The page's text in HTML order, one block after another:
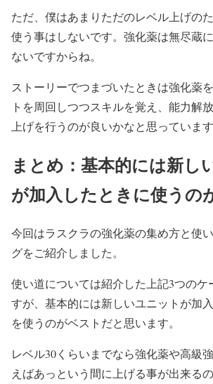
ただ、僕はあまりただのレベル上げの
使う事はしないです。強化薬は無尽蔵
ないですからね。
ストーリーでつまづいたときは強化薬
トを周回しつつスキルを覚え、能力解
上げを行うのが良いかなと思っています
まとめ：基本的には新し
が加入したときに使うの
今回はラスクラの強化薬の集め方と使
グをご紹介しました。
使い道については紹介した上記3つのケ
すが、基本的には新しいユニットが加
を使うのがベストだと思います。
レベル30くらいまでなら強化薬や高級
えばあっという間に上げる事が出来る